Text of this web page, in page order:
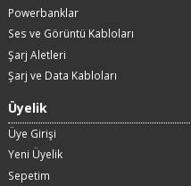
Powerbanklar
Ses ve Görüntü Kabloları
Şarj Aletleri
Şarj ve Data Kabloları
Üyelik
Üye Girişi
Yeni Üyelik
Sepetim